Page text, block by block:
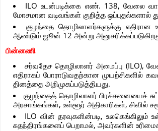
ILO உடன்படிக்கை எண். 138, வேலை
மோசமான வடிவங்கள் குறித்த ஒப்புதல்களால்
குழந்தை தொழிலாளர்களுக்கு
ஆண்டும் ஜூன் 12 அன்று
பின்னணி
சர்வதேச தொழிலாளர் அமைப்பு (ILO),
எதிராகப் போராடுவதற்கான
தினத்தை அறிமுகப்படுத்தியது.
குழந்தைத் தொழிலாளர் பிரச்சனையைச்
அரசாங்கங்கள், உள்ளூர் அதிகாரிகள், சிவில்
ILO வின் தரவுகளின்படி,
சுதந்திரங்களைப் பெறாமல், அவர்களின்